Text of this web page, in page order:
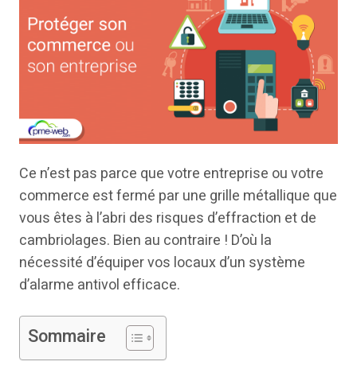
Ce n’est pas parce que votre entreprise ou votre
commerce est fermé par une grille métallique que
vous êtes à l’abri des risques d’effraction et de
cambriolages. Bien au contraire ! D’où la
nécessité d’équiper vos locaux d’un système
d’alarme antivol efficace.
Sommaire